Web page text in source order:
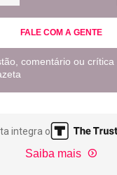
FALE COM A GENTE
comentário ou
integra o
Saiba mais